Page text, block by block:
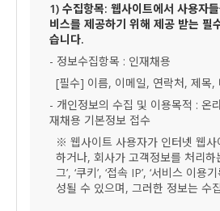
1) 수집항목: 웹사이트에서 사용자
비스를 제공하기 위해 제공 받는 필
습니다.
- 정보수집항목 : 인재채용
[필수] 이름, 이메일, 연락처, 제목,
- 개인정보의 수집 및 이용목적 : 온
재채용 기본정보 접수
※ 웹사이트 사용자가 인터넷 웹사
하거나, 회사가 고객정보를 처리하
그’, ‘쿠키’, ‘접속 IP’, ‘서비스 이용
성될 수 있으며, 그러한 정보는 수